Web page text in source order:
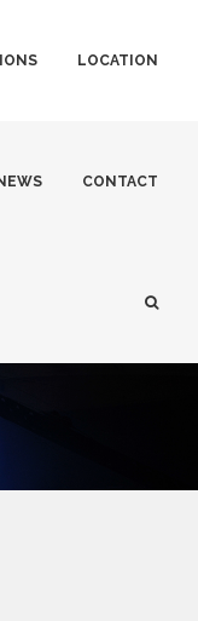
LOCATION
CONTACT